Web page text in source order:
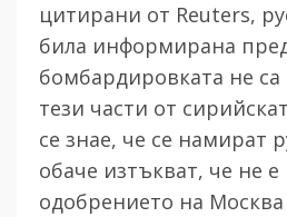
цитирани от Reuters,
била информирана
бомбардировката не
тези части от
се знае, че се намират
обаче изтъкват, че не е
одобрението на Москва